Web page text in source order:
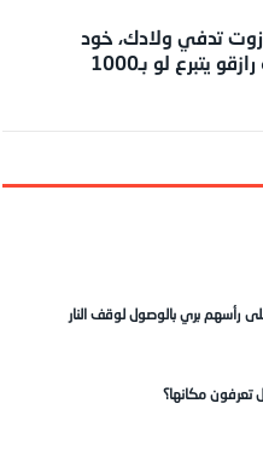
تدفي ولادك، خود
غالون الله يسامحك، واللي الله رازقو يتبرع لو بـ1000
على رأسهم بري بالوصول لوقف النار